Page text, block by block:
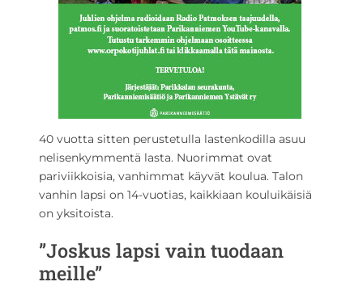
40 vuotta sitten perustetulla lastenkodilla asuu
nelisenkymmentä lasta. Nuorimmat ovat
pariviikkoisia, vanhimmat käyvät koulua. Talon
vanhin lapsi on 14-vuotias, kaikkiaan kouluikäisiä
on yksitoista.
”Joskus lapsi vain tuodaan
meille”